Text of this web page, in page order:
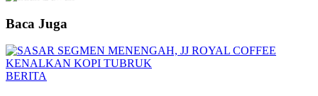
Baca Juga
BERITA